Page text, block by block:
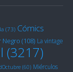
(73) Cómics
Negro (108) La vintage
(3217)
(60) Miérculos